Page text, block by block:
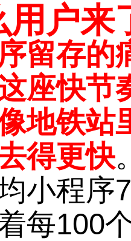
用户来
留存的
座快节
地铁
得更快
小程序
每100